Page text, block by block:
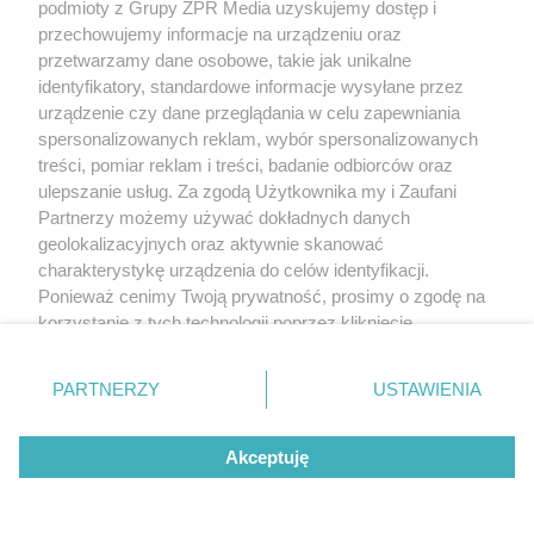
PIŁKA NOŻNA
Ekstraklasa. Lider zagra w Kielcach.
podmioty z Grupy ZPR Media uzyskujemy dostęp i
przechowujemy informacje na urządzeniu oraz
przetwarzamy dane osobowe, takie jak unikalne
identyfikatory, standardowe informacje wysyłane przez
urządzenie czy dane przeglądania w celu zapewniania
spersonalizowanych reklam, wybór spersonalizowanych
treści, pomiar reklam i treści, badanie odbiorców oraz
ulepszanie usług. Za zgodą Użytkownika my i Zaufani
Partnerzy możemy używać dokładnych danych
geolokalizacyjnych oraz aktywnie skanować
charakterystykę urządzenia do celów identyfikacji.
Ponieważ cenimy Twoją prywatność, prosimy o zgodę na
korzystanie z tych technologii poprzez kliknięcie
zmienić/wycofać klikając przycisk ustawień prywatności
znajdujący się w lewym dolnym rogu strony
rodzaje przetwarzania danych nie wymagają zgody
użytkownika, ale masz prawo sprzeciwić się takiemu
przetwarzaniu. Preferencje będą miały zastosowanie tylko
PARTNERZY USTAWIENIA
Akceptuję